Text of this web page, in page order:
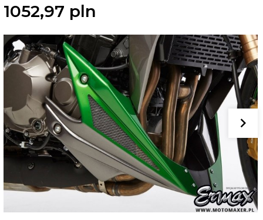
1052,97 pln